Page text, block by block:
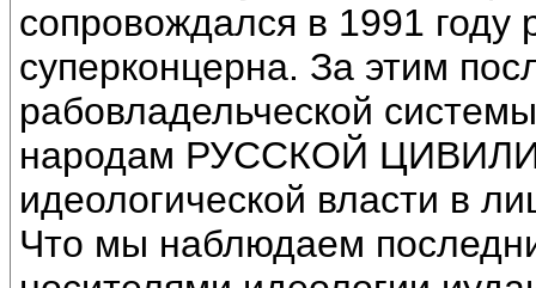
сопровождался в 1991
суперконцерна. За этим
рабовладельческой
народам РУССКОЙ
идеологической власти в
Что мы наблюдаем